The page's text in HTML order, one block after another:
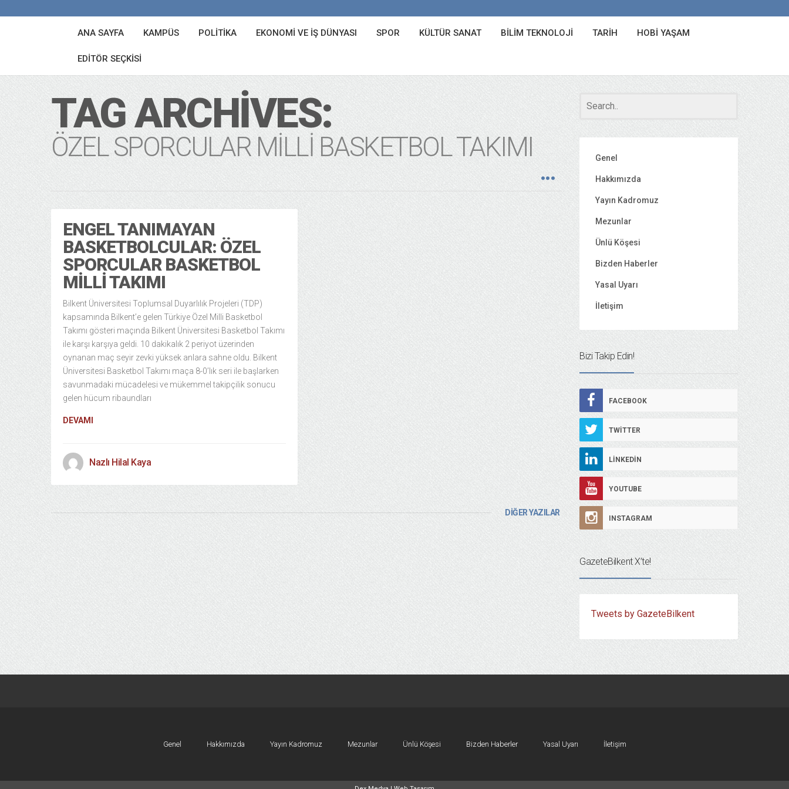
ANA SAYFA KAMPÜS POLITIKA EKONOMI VE İŞ DÜNYASI SPOR KÜLTÜR SANAT BILIM TEKNOLOJI TARIH HOBI YAŞAM
EDITÖR SEÇKISI
TAG ARCHIVES:
ÖZEL SPORCULAR MILLI BASKETBOL TAKIMI
ENGEL TANIMAYAN
BASKETBOLCULAR: ÖZEL
SPORCULAR BASKETBOL
MILLI TAKIMI
Bilkent Üniversitesi Toplumsal Duyarlılık Projeleri (TDP)
kapsamında Bilkent’e gelen Türkiye Özel Milli Basketbol
Takımı gösteri maçında Bilkent Üniversitesi Basketbol Takımı
ile karşı karşıya geldi. 10 dakikalık 2 periyot üzerinden
oynanan maç seyir zevki yüksek anlara sahne oldu. Bilkent
Üniversitesi Basketbol Takımı maça 8-0’lık seri ile başlarken
savunmadaki mücadelesi ve mükemmel takipçilik sonucu
gelen hücum ribaundları
DEVAMI
Nazlı Hilal Kaya
DİĞER YAZILAR
Genel
Hakkımızda
Yayın Kadromuz
Mezunlar
Ünlü Köşesi
Bizden Haberler
Yasal Uyarı
İletişim
Bizi Takip Edin!
FACEBOOK
TWITTER
LINKEDIN
YOUTUBE
INSTAGRAM
GazeteBilkent X’te!
Tweets by GazeteBilkent
Genel Hakkımızda Yayın Kadromuz Mezunlar Ünlü Köşesi Bizden Haberler Yasal Uyarı İletişim